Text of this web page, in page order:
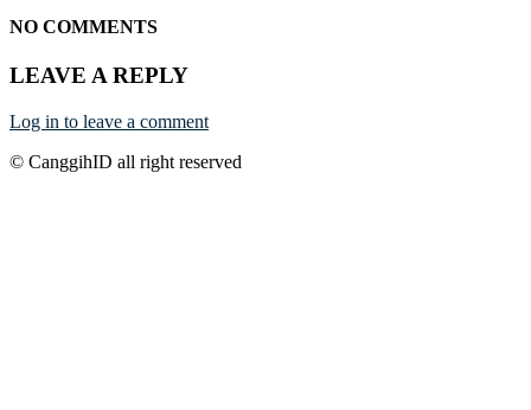
NO COMMENTS
LEAVE A REPLY
Log in to leave a comment
© CanggihID all right reserved